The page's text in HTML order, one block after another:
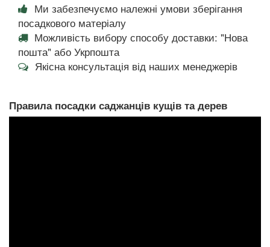
Ми забезпечуємо належні умови зберігання
посадкового матеріалу
Можливість вибору способу доставки: "Нова
пошта" або Укрпошта
Якісна консультація від наших менеджерів
Правила посадки саджанців кущів та дерев